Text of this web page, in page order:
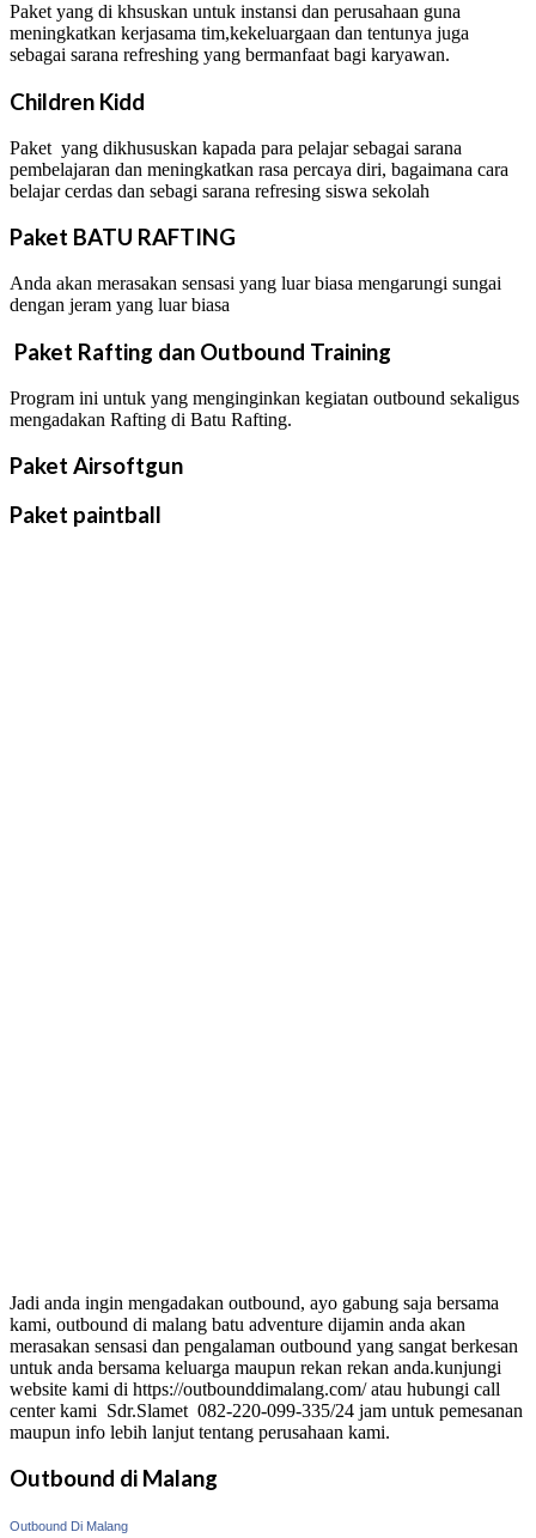
Paket yang di khsuskan untuk instansi dan perusahaan guna
meningkatkan kerjasama tim,kekeluargaan dan tentunya juga
sebagai sarana refreshing yang bermanfaat bagi karyawan.
Children Kidd
Paket yang dikhususkan kapada para pelajar sebagai sarana
pembelajaran dan meningkatkan rasa percaya diri, bagaimana cara
belajar cerdas dan sebagi sarana refresing siswa sekolah
Paket BATU RAFTING
Anda akan merasakan sensasi yang luar biasa mengarungi sungai
dengan jeram yang luar biasa
Paket Rafting dan Outbound Training
Program ini untuk yang menginginkan kegiatan outbound sekaligus
mengadakan Rafting di Batu Rafting.
Paket Airsoftgun
Paket paintball
Jadi anda ingin mengadakan outbound, ayo gabung saja bersama
kami, outbound di malang batu adventure dijamin anda akan
merasakan sensasi dan pengalaman outbound yang sangat berkesan
untuk anda bersama keluarga maupun rekan rekan anda.kunjungi
website kami di https://outbounddimalang.com/ atau hubungi call
center kami Sdr.Slamet 082-220-099-335/24 jam untuk pemesanan
maupun info lebih lanjut tentang perusahaan kami.
Outbound di Malang
Outbound Di Malang